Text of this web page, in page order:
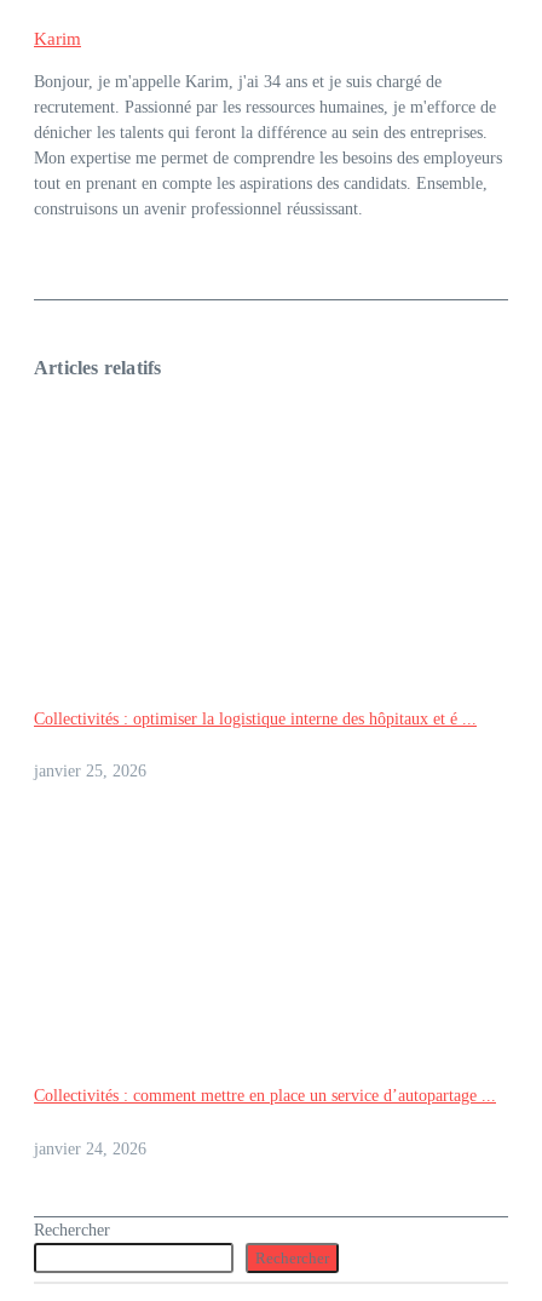
Karim
Bonjour, je m'appelle Karim, j'ai 34 ans et je suis chargé de
recrutement. Passionné par les ressources humaines, je m'efforce de
dénicher les talents qui feront la différence au sein des entreprises.
Mon expertise me permet de comprendre les besoins des employeurs
tout en prenant en compte les aspirations des candidats. Ensemble,
construisons un avenir professionnel réussissant.
Articles relatifs
Collectivités : optimiser la logistique interne des hôpitaux et é ...
janvier 25, 2026
Collectivités : comment mettre en place un service d’autopartage ...
janvier 24, 2026
Rechercher
Rechercher